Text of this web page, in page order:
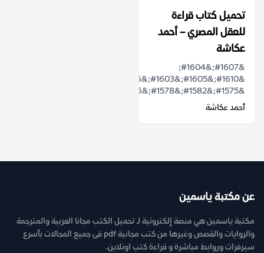
تحميل كتاب قراءة
للعقل المصري – أحمد
عكاشة
&#1607;&#1604;
&#1575;&#1582;&#1578;&#1586;&#1575;&...
أحمد عكاشة
عن مكتبة ياسمين
مكتبة ياسمين هي منصة إلكترونية لـ تحميل الكتب مجانا العربية والمترجمة
والروايات والقصص وغيرها من كتب مجانية pdf فى جميع المجالات بأسرع
سيرفرات وروابط مباشرة و قراءة كتب اونلاين.